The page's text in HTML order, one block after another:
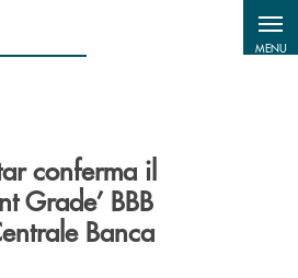
MENU
conferma il
Grade’ BBB
Banca